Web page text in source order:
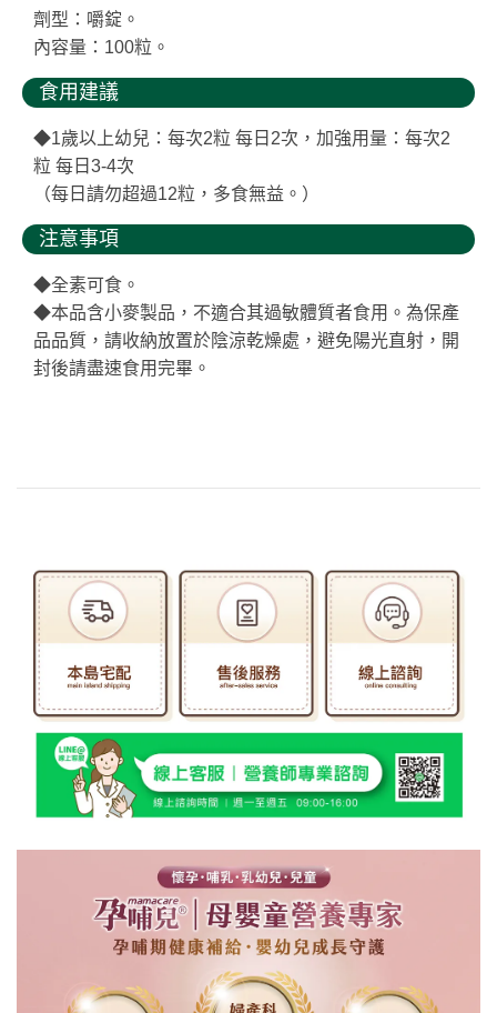
劑型：嚼錠。
內容量：100粒。
食用建議
◆1歲以上幼兒：每次2粒 每日2次，加強用量：每次2
粒 每日3-4次
（每日請勿超過12粒，多食無益。）
注意事項
◆全素可食。
◆本品含小麥製品，不適合其過敏體質者食用。為保產
品品質，請收納放置於陰涼乾燥處，避免陽光直射，開
封後請盡速食用完畢。